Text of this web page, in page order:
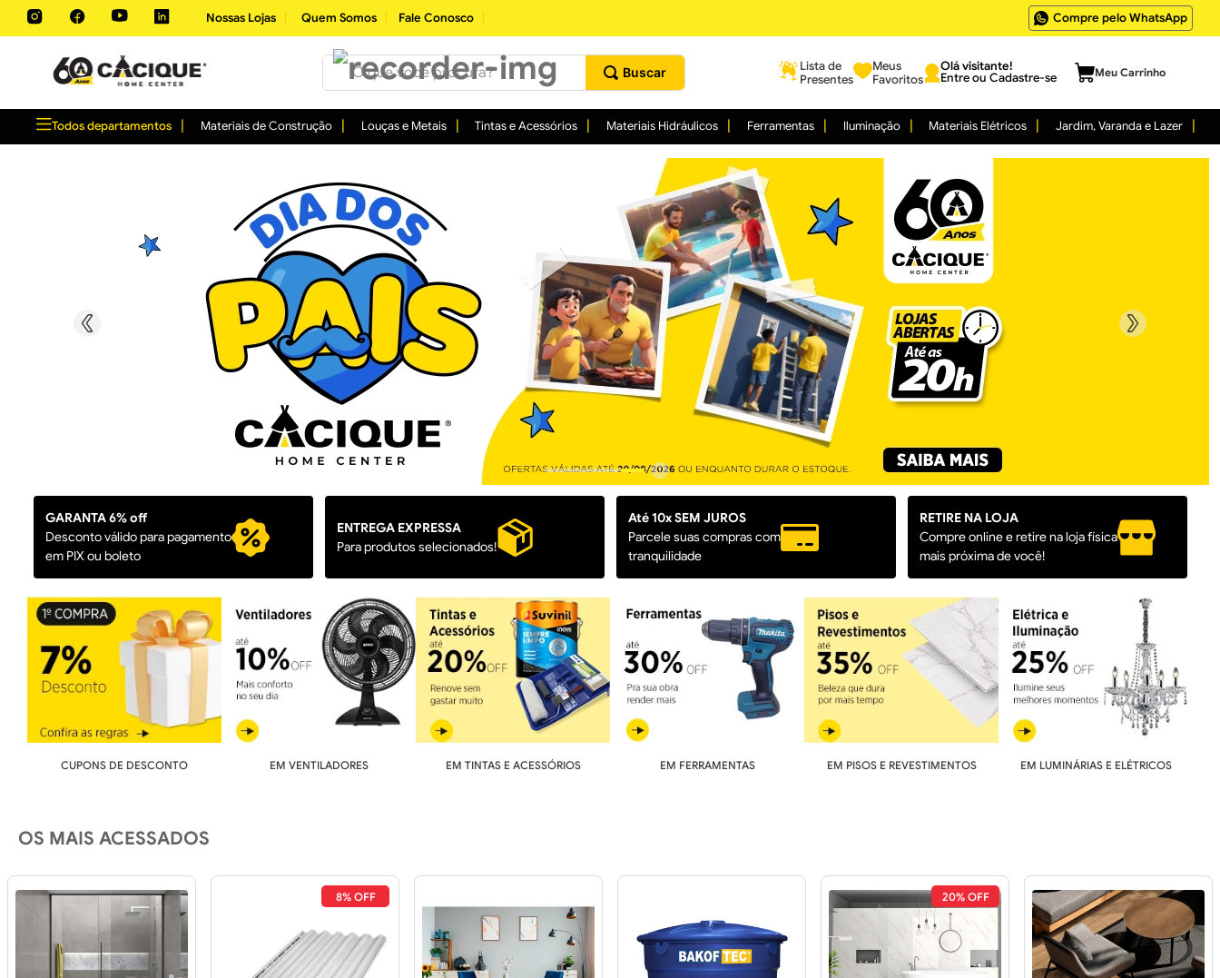
Nossas Lojas Quem Somos Fale Conosco Compre pelo WhatsApp
O que você procura?
Lista de
Presentes
Meus
Favoritos
Entre ou Cadastre-se
Todos departamentos Materiais de Construção Louças e Metais Tintas e Acessórios Materiais Hidráulicos Ferramentas Iluminação Materiais Elétricos Jardim, Varanda e Lazer
GARANTA 6% off
Desconto válido para pagamento
em PIX ou boleto
ENTREGA EXPRESSA
Para produtos selecionados!
Até 10x SEM JUROS
Parcele suas compras com
tranquilidade
RETIRE NA LOJA
Compre online e retire na loja física
mais próxima de você!
CUPONS DE DESCONTO EM VENTILADORES EM TINTAS E ACESSÓRIOS EM FERRAMENTAS EM PISOS E REVESTIMENTOS EM LUMINÁRIAS E ELÉTRICOS
OS MAIS ACESSADOS
8% OFF 20% OFF